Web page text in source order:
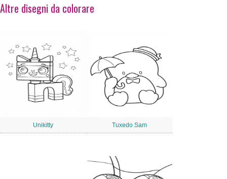
Altre disegni da colorare
Unikitty Tuxedo Sam